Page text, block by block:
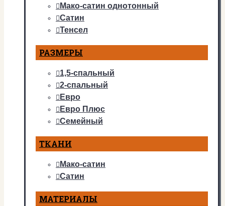
Мако-сатин однотонный
Сатин
Тенсел
РАЗМЕРЫ
1,5-спальный
2-спальный
Евро
Евро Плюс
Семейный
ТКАНИ
Мако-сатин
Сатин
МАТЕРИАЛЫ